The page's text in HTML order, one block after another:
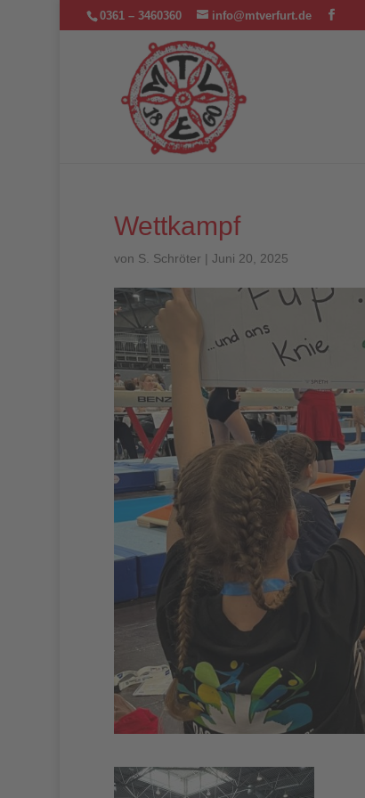
0361 – 3460360 info@mtverfurt.de
Wettkampf
von S. Schröter | Juni 20, 2025